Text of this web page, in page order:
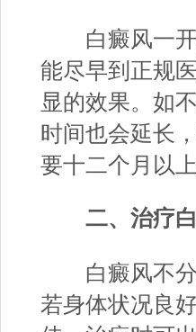
白癜风一开
能尽早到正规
显的效果。如
时间也会延长
要十二个月以
二、治疗白
白癜风不分
若身体状况良